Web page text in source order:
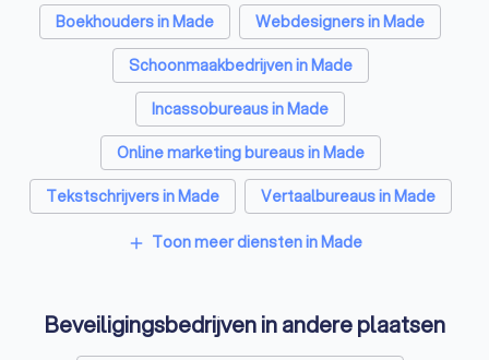
Boekhouders in Made
Webdesigners in Made
Schoonmaakbedrijven in Made
Incassobureaus in Made
Online marketing bureaus in Made
Tekstschrijvers in Made
Vertaalbureaus in Made
SEO-specialisten in Made
Reclamebureaus in Made
Accountants in Made
add Toon meer diensten in Made
Beveiligingsbedrijven in andere plaatsen